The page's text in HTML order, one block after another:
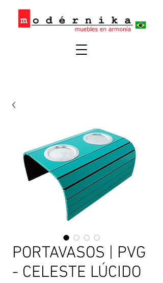
PORTAVASOS | PVG
- CELESTE LÚCIDO